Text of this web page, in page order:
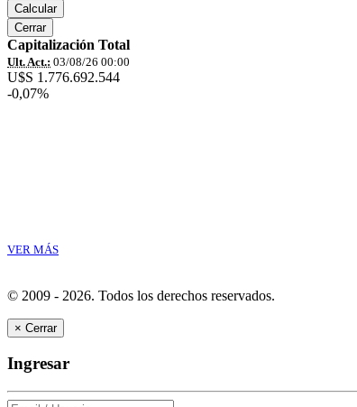
Calcular
Cerrar
Capitalización Total
Ult. Act.: 03/08/26 00:00
U$S 1.776.692.544
-0,07%
VER MÁS
© 2009 - 2026. Todos los derechos reservados.
× Cerrar
Ingresar